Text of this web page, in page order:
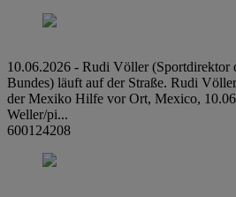
10.06.2026 - Rudi Völler (Sportdirektor
Bundes) läuft auf der Straße. Rudi
der Mexiko Hilfe vor Ort, Mexico,
Weller/pi...
600124208